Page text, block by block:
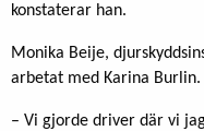
konstaterar han.
Monika Beije,
arbetat med Karina Burlin.
– Vi gjorde driver där vi